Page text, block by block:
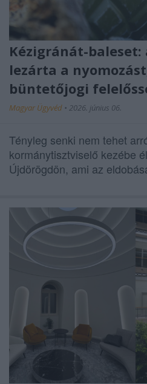
Kézigránát-baleset:
lezárta a
büntetőjogi
Magyar Ügyvéd • 2026. június 06.
Tényleg senki nem tehet
kormánytisztviselő kezébe
Újdörögdön, ami az